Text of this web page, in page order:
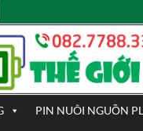
PIN NUÔI NGUỒN